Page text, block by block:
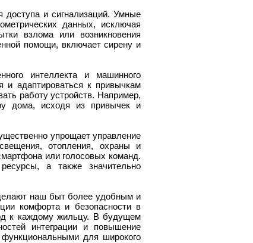
доступа и сигнализаций. Умные
данных, исключая
взлома или возникновения
помощи, включает сирену и
интеллекта и машинного
и адаптироваться к привычкам
работу устройств. Например,
дома, исходя из привычек и
упрощает управление
отопления, охраны и
или голосовых команд.
а также значительно
наш быт более удобным и
комфорта и безопасности в
к каждому жильцу. В будущем
интеграции и повышение
для широкого